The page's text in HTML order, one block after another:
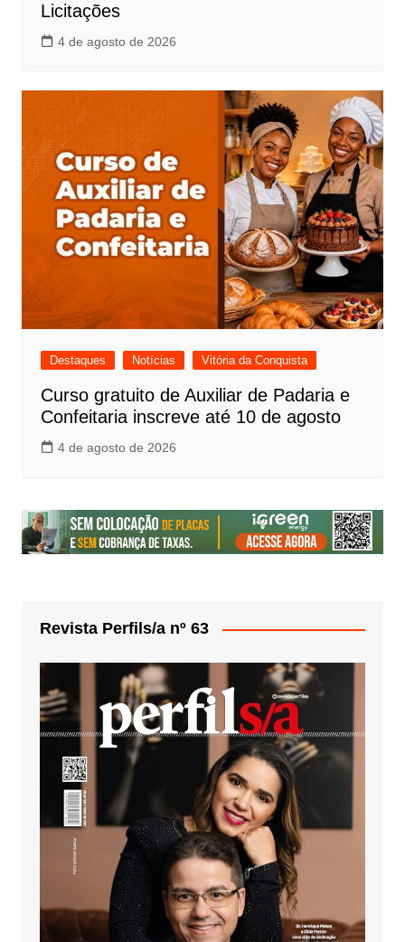
Licitações
4 de agosto de 2026
Destaques Notícias Vitória da Conquista
Curso gratuito de Auxiliar de Padaria e
Confeitaria inscreve até 10 de agosto
4 de agosto de 2026
Revista Perfils/a nº 63